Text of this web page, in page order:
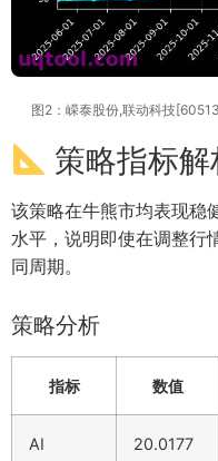
图2：嵘泰股份,联动科技
策略指标解
该策略在牛熊市均表现稳
水平，说明即使在调整行
同周期。
策略分析
指标 数值
AI
20.0177